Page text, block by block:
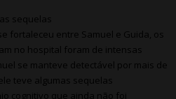
sequelas
fortaleceu entre Samuel e Guida, os
no hospital foram de intensas
se manteve detectável por mais de
teve algumas sequelas
cognitivo que ainda não foi